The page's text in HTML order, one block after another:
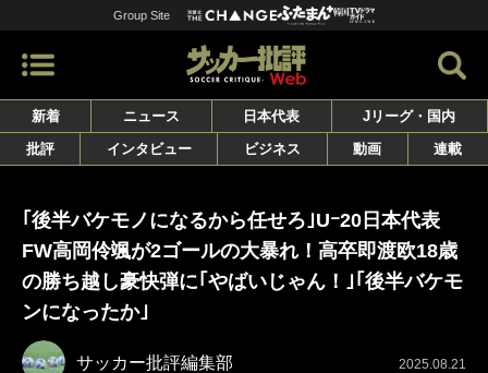
Group Site
新着 ニュース 日本代表
Jリーグ・国内
批評
インタビュー ビジネス 動画 連載
｢後半バケモノになるから任せろ｣Uｰ20日本代表
FW高岡伶颯が2ゴールの大暴れ！高卒即渡欧18歳
の勝ち越し豪快弾に｢やばいじゃん！｣｢後半バケモ
ンになったか｣
サッカー批評編集部 2025.08.21